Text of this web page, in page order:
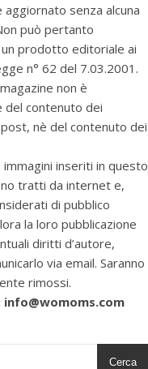
aggiornato senza alcuna
può pertanto
prodotto editoriale ai
n° 62 del 7.03.2001.
non è
del contenuto dei
nè del contenuto dei
immagini inseriti in questo
tratti da internet e,
di pubblico
la loro pubblicazione
diritti d’autore,
via email. Saranno
rimossi.
Cerca